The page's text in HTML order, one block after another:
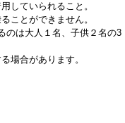
していられること。
ことができません。
のは大人１名、子供２名の3
場合があります。